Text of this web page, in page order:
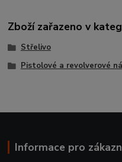
Zboží zařazeno v
Střelivo
Pistolové a revolverové
Informace pro